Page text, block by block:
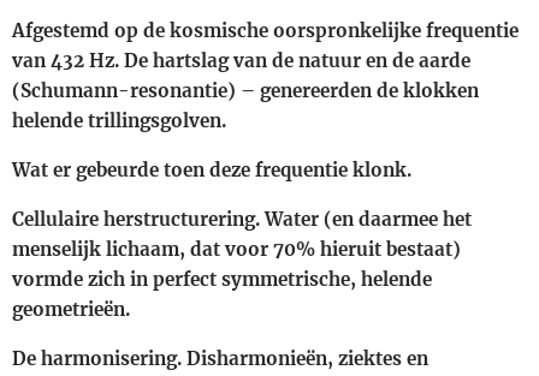
Afgestemd op de kosmische oorspronkelijke frequentie
van 432 Hz. De hartslag van de natuur en de aarde
(Schumann-resonantie) – genereerden de klokken
helende trillingsgolven.
Wat er gebeurde toen deze frequentie klonk.
Cellulaire herstructurering. Water (en daarmee het
menselijk lichaam, dat voor 70% hieruit bestaat)
vormde zich in perfect symmetrische, helende
geometrieën.
De harmonisering. Disharmonieën, ziektes en